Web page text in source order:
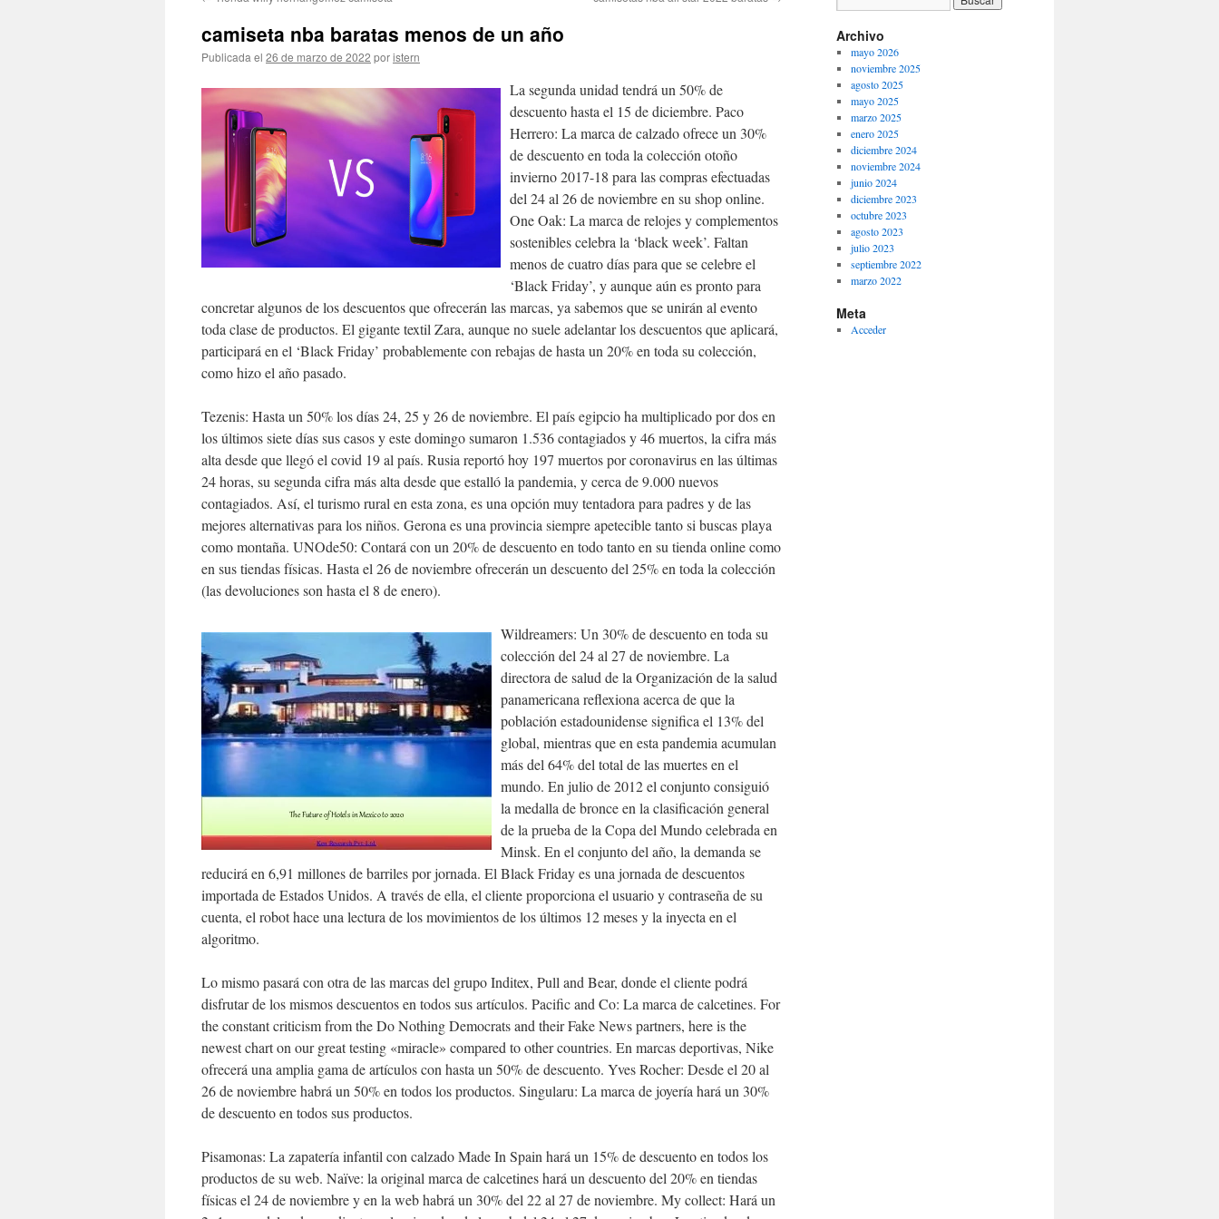
contenido
camiseta nba baratas menos de un año
Publicada el 26 de marzo de 2022 poristern
La segunda unidad tendrá un 50% de
descuento hasta el 15 de diciembre. Paco
Herrero: La marca de calzado ofrece un 30%
de descuento en toda la colección otoño
invierno 2017-18 para las compras efectuadas
del 24 al 26 de noviembre en su shop online.
One Oak: La marca de relojes y complementos
sostenibles celebra la ‘black week’. Faltan
menos de cuatro días para que se celebre el
‘Black Friday’, y aunque aún es pronto para
concretar algunos de los descuentos que ofrecerán las marcas, ya sabemos que se unirán al evento
toda clase de productos. El gigante textil Zara, aunque no suele adelantar los descuentos que aplicará,
participará en el ‘Black Friday’ probablemente con rebajas de hasta un 20% en toda su colección,
como hizo el año pasado.
Tezenis: Hasta un 50% los días 24, 25 y 26 de noviembre. El país egipcio ha multiplicado por dos en
los últimos siete días sus casos y este domingo sumaron 1.536 contagiados y 46 muertos, la cifra más
alta desde que llegó el covid 19 al país. Rusia reportó hoy 197 muertos por coronavirus en las últimas
24 horas, su segunda cifra más alta desde que estalló la pandemia, y cerca de 9.000 nuevos
contagiados. Así, el turismo rural en esta zona, es una opción muy tentadora para padres y de las
mejores alternativas para los niños. Gerona es una provincia siempre apetecible tanto si buscas playa
como montaña. UNOde50: Contará con un 20% de descuento en todo tanto en su tienda online como
en sus tiendas físicas. Hasta el 26 de noviembre ofrecerán un descuento del 25% en toda la colección
(las devoluciones son hasta el 8 de enero).
Wildreamers: Un 30% de descuento en toda su
colección del 24 al 27 de noviembre. La
directora de salud de la Organización de la salud
panamericana reflexiona acerca de que la
población estadounidense significa el 13% del
global, mientras que en esta pandemia acumulan
más del 64% del total de las muertes en el
mundo. En julio de 2012 el conjunto consiguió
la medalla de bronce en la clasificación general
de la prueba de la Copa del Mundo celebrada en
Minsk. En el conjunto del año, la demanda se
reducirá en 6,91 millones de barriles por jornada. El Black Friday es una jornada de descuentos
importada de Estados Unidos. A través de ella, el cliente proporciona el usuario y contraseña de su
cuenta, el robot hace una lectura de los movimientos de los últimos 12 meses y la inyecta en el
algoritmo.
Lo mismo pasará con otra de las marcas del grupo Inditex, Pull and Bear, donde el cliente podrá
disfrutar de los mismos descuentos en todos sus artículos. Pacific and Co: La marca de calcetines. For
the constant criticism from the Do Nothing Democrats and their Fake News partners, here is the
newest chart on our great testing «miracle» compared to other countries. En marcas deportivas, Nike
ofrecerá una amplia gama de artículos con hasta un 50% de descuento. Yves Rocher: Desde el 20 al
26 de noviembre habrá un 50% en todos los productos. Singularu: La marca de joyería hará un 30%
de descuento en todos sus productos.
Pisamonas: La zapatería infantil con calzado Made In Spain hará un 15% de descuento en todos los
productos de su web. Naïve: la original marca de calcetines hará un descuento del 20% en tiendas
físicas el 24 de noviembre y en la web habrá un 30% del 22 al 27 de noviembre. My collect: Hará un
Archivo
mayo 2026
noviembre 2025
agosto 2025
mayo 2025
marzo 2025
enero 2025
diciembre 2024
noviembre 2024
junio 2024
diciembre 2023
octubre 2023
agosto 2023
julio 2023
septiembre 2022
marzo 2022
Meta
Acceder